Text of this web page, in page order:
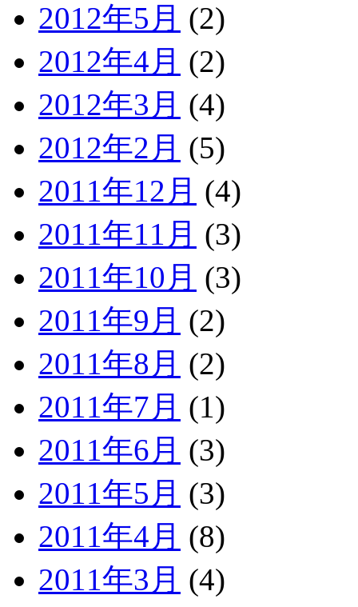
2012年5月 (2)
2012年4月 (2)
2012年3月 (4)
2012年2月 (5)
2011年12月 (4)
2011年11月 (3)
2011年10月 (3)
2011年9月 (2)
2011年8月 (2)
2011年7月 (1)
2011年6月 (3)
2011年5月 (3)
2011年4月 (8)
2011年3月 (4)